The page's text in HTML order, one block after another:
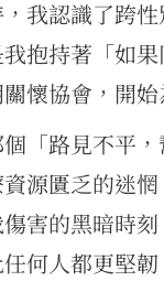
我認識了跨
抱持著「如
懷協會，開始
「路見不平
源匱乏的迷
害的黑暗時
何人都更堅